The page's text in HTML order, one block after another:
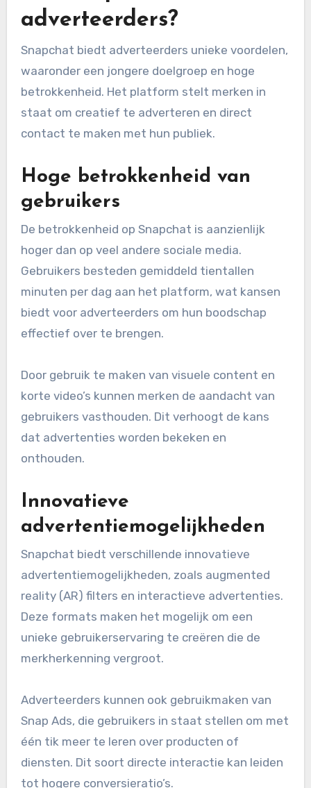
adverteerders?
Snapchat biedt adverteerders unieke voordelen,
waaronder een jongere doelgroep en hoge
betrokkenheid. Het platform stelt merken in
staat om creatief te adverteren en direct
contact te maken met hun publiek.
Hoge betrokkenheid van
gebruikers
De betrokkenheid op Snapchat is aanzienlijk
hoger dan op veel andere sociale media.
Gebruikers besteden gemiddeld tientallen
minuten per dag aan het platform, wat kansen
biedt voor adverteerders om hun boodschap
effectief over te brengen.
Door gebruik te maken van visuele content en
korte video’s kunnen merken de aandacht van
gebruikers vasthouden. Dit verhoogt de kans
dat advertenties worden bekeken en
onthouden.
Innovatieve
advertentiemogelijkheden
Snapchat biedt verschillende innovatieve
advertentiemogelijkheden, zoals augmented
reality (AR) filters en interactieve advertenties.
Deze formats maken het mogelijk om een
unieke gebruikerservaring te creëren die de
merkherkenning vergroot.
Adverteerders kunnen ook gebruikmaken van
Snap Ads, die gebruikers in staat stellen om met
één tik meer te leren over producten of
diensten. Dit soort directe interactie kan leiden
tot hogere conversieratio’s.